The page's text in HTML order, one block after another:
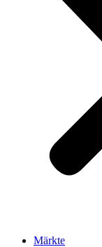
Märkte